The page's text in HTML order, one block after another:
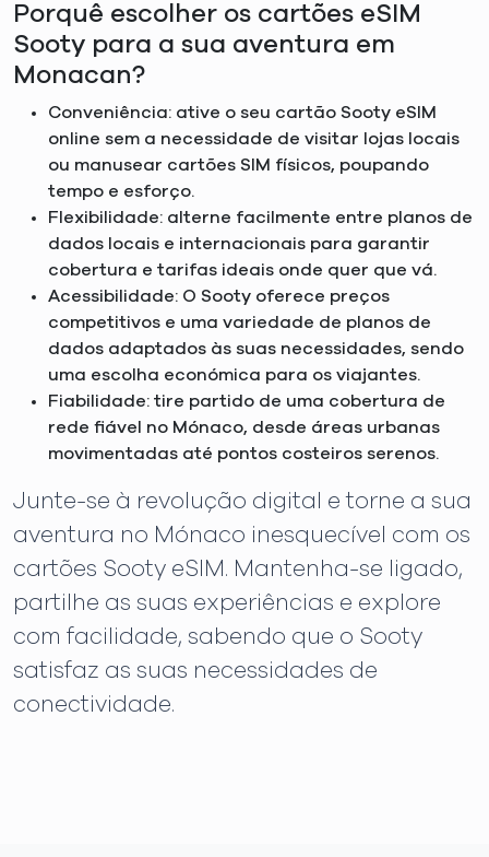
Porquê escolher os cartões eSIM
Sooty para a sua aventura em
Monacan?
Conveniência: ative o seu cartão Sooty eSIM
online sem a necessidade de visitar lojas locais
ou manusear cartões SIM físicos, poupando
tempo e esforço.
Flexibilidade: alterne facilmente entre planos de
dados locais e internacionais para garantir
cobertura e tarifas ideais onde quer que vá.
Acessibilidade: O Sooty oferece preços
competitivos e uma variedade de planos de
dados adaptados às suas necessidades, sendo
uma escolha económica para os viajantes.
Fiabilidade: tire partido de uma cobertura de
rede fiável no Mónaco, desde áreas urbanas
movimentadas até pontos costeiros serenos.
Junte-se à revolução digital e torne a sua
aventura no Mónaco inesquecível com os
cartões Sooty eSIM. Mantenha-se ligado,
partilhe as suas experiências e explore
com facilidade, sabendo que o Sooty
satisfaz as suas necessidades de
conectividade.